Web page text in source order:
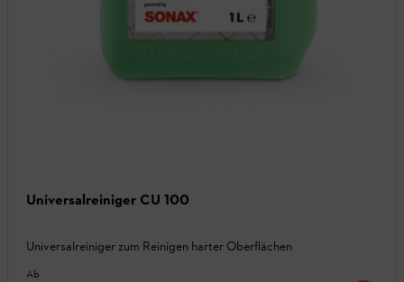
Universalreiniger CU 100
Universalreiniger zum Reinigen harter Oberflächen
Ab